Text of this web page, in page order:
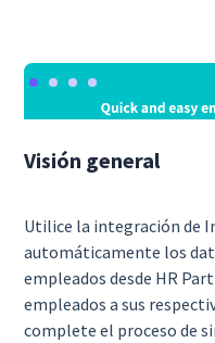
Visión general
Utilice la integración de
automáticamente los
empleados desde HR
empleados a sus
complete el proceso de